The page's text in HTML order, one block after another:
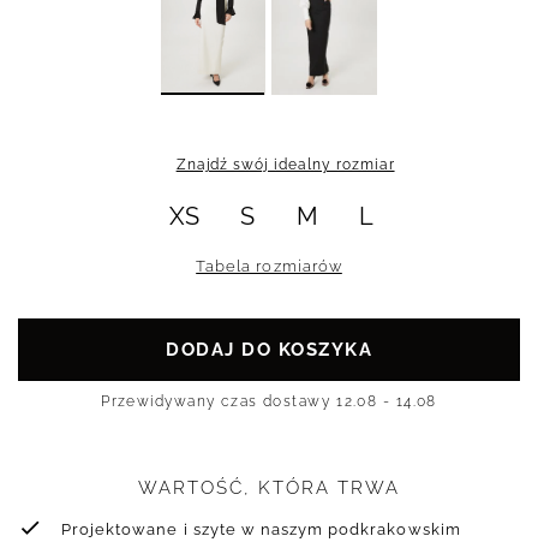
XS S M L
Znajdź swój idealny rozmiar
Tabela rozmiarów
DODAJ DO KOSZYKA
Przewidywany czas dostawy 12.08 - 14.08
WARTOŚĆ, KTÓRA TRWA
Projektowane i szyte w naszym podkrakowskim